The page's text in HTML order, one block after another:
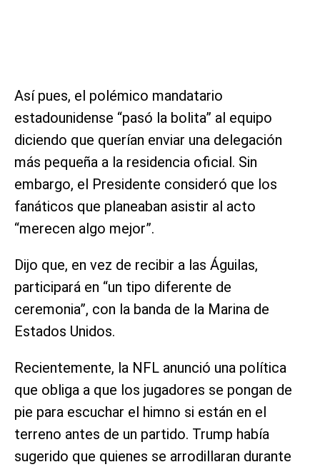
Así pues, el polémico mandatario
estadounidense “pasó la bolita” al equipo
diciendo que querían enviar una delegación
más pequeña a la residencia oficial. Sin
embargo, el Presidente consideró que los
fanáticos que planeaban asistir al acto
“merecen algo mejor”.
Dijo que, en vez de recibir a las Águilas,
participará en “un tipo diferente de
ceremonia”, con la banda de la Marina de
Estados Unidos.
Recientemente, la NFL anunció una política
que obliga a que los jugadores se pongan de
pie para escuchar el himno si están en el
terreno antes de un partido. Trump había
sugerido que quienes se arrodillaran durante